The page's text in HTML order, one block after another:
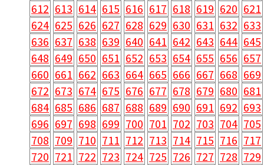
612 613 614 615 616 617 618 619 620 621
624 625 626 627 628 629 630 631 632 633
636 637 638 639 640 641 642 643 644 645
648 649 650 651 652 653 654 655 656 657
660 661 662 663 664 665 666 667 668 669
672 673 674 675 676 677 678 679 680 681
684 685 686 687 688 689 690 691 692 693
696 697 698 699 700 701 702 703 704 705
708 709 710 711 712 713 714 715 716 717
720 721 722 723 724 725 726 727 728 729